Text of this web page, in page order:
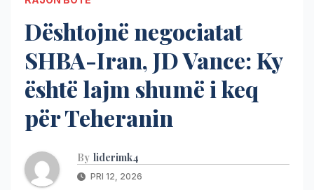
Dështojnë negociatat
SHBA-Iran, JD Vance: Ky
është lajm shumë i keq
për Teheranin
By liderimk4
PRI 12, 2026